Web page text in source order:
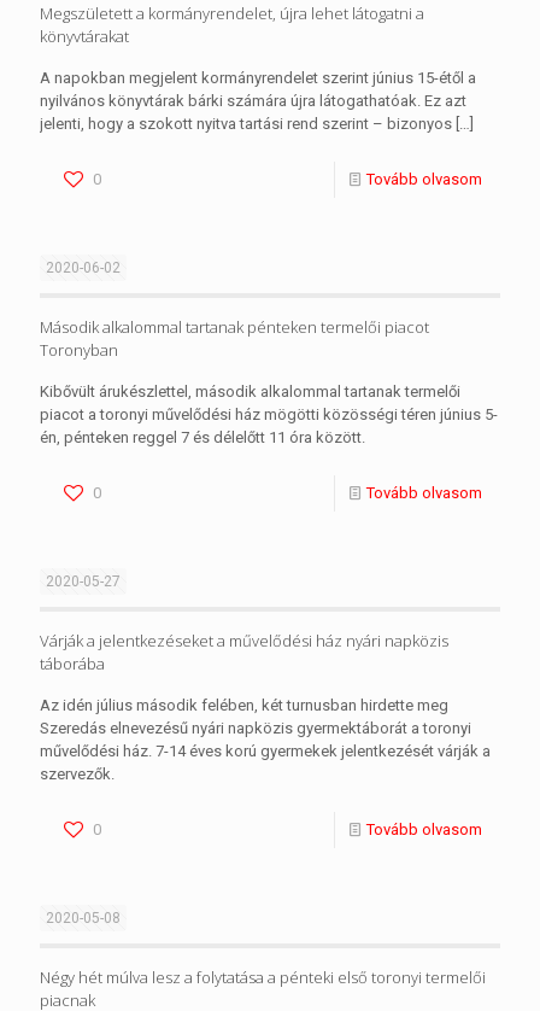
Megszületett a kormányrendelet, újra lehet látogatni a
könyvtárakat
A napokban megjelent kormányrendelet szerint június 15-étől a
nyilvános könyvtárak bárki számára újra látogathatóak. Ez azt
jelenti, hogy a szokott nyitva tartási rend szerint – bizonyos […]
0 Tovább olvasom
2020-06-02
Második alkalommal tartanak pénteken termelői piacot
Toronyban
Kibővült árukészlettel, második alkalommal tartanak termelői
piacot a toronyi művelődési ház mögötti közösségi téren június 5-
én, pénteken reggel 7 és délelőtt 11 óra között.
0 Tovább olvasom
2020-05-27
Várják a jelentkezéseket a művelődési ház nyári napközis
táborába
Az idén július második felében, két turnusban hirdette meg
Szeredás elnevezésű nyári napközis gyermektáborát a toronyi
művelődési ház. 7-14 éves korú gyermekek jelentkezését várják a
szervezők.
0 Tovább olvasom
2020-05-08
Négy hét múlva lesz a folytatása a pénteki első toronyi termelői
piacnak